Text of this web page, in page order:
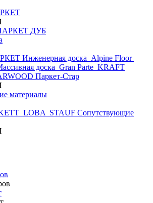
ДУБ
Инженерная доска Alpine Floor
доска Gran Parte KRAFT
Паркет-Стар
материалы
LOBA STAUF Сопутствующие